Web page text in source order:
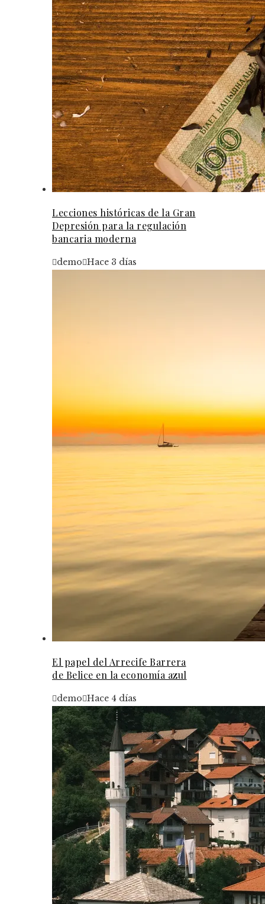
Lecciones históricas de la Gran
Depresión para la regulación
bancaria moderna
demo Hace 3 días
El papel del Arrecife Barrera
de Belice en la economía azul
demo Hace 4 días